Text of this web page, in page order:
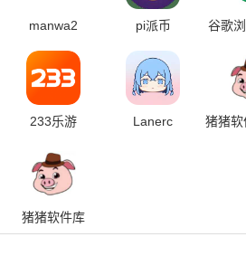
manwa2 pi派币
谷歌
233乐游 Lanerc
猪猪
猪猪软件库